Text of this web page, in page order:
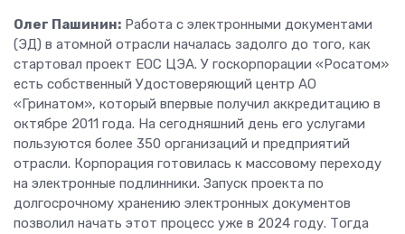
Олег Пашинин: Работа с электронными документами
(ЭД) в атомной отрасли началась задолго до того, как
стартовал проект ЕОС ЦЭА. У госкорпорации «Росатом»
есть собственный Удостоверяющий центр АО
«Гринатом», который впервые получил аккредитацию в
октябре 2011 года. На сегодняшний день его услугами
пользуются более 350 организаций и предприятий
отрасли. Корпорация готовилась к массовому переходу
на электронные подлинники. Запуск проекта по
долгосрочному хранению электронных документов
позволил начать этот процесс уже в 2024 году. Тогда